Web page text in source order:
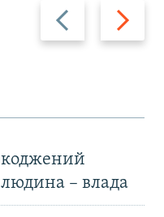
Назад Вперед
– влада